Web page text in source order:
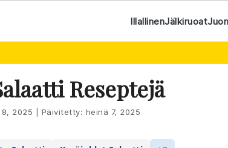
IllallinenJälkiruoat
Reseptejä
2025 Päivitetty: heinä 7, 2025